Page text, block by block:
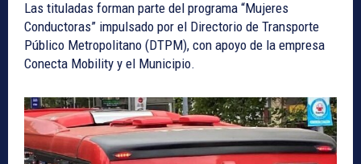
Las tituladas forman parte del programa “Mujeres
Conductoras” impulsado por el Directorio de Transporte
Público Metropolitano (DTPM), con apoyo de la empresa
Conecta Mobility y el Municipio.